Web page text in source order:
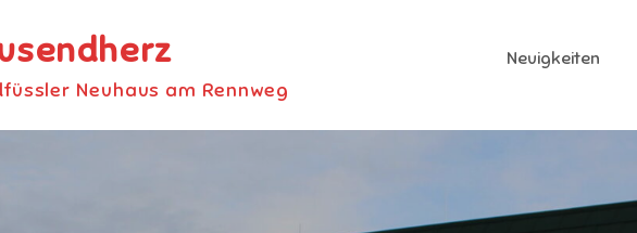
Neuhaus am Rennweg
Neuigkeiten